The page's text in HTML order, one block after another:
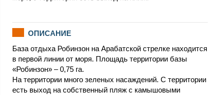
ОПИСАНИЕ
База отдыха Робинзон на Арабатской стрелке находится
в первой линии от моря. Площадь территории базы
«Робинзон» – 0,75 га.
На территории много зеленых насаждений. С территории
есть выход на собственный пляж с камышовыми